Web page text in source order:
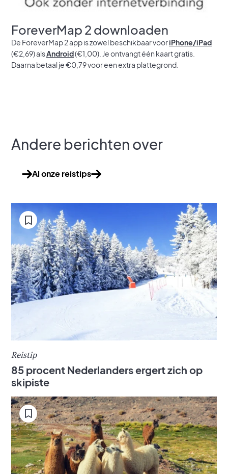
ForeverMap 2 downloaden
De ForeverMap 2 app is zowel beschikbaar vooriPhone/iPad
(€2,69) alsAndroid(€1,00). Je ontvangt één kaart gratis.
Daarna betaal je €0,79 voor een extra plattegrond.
Andere berichten over
Al onze reistips
Reistip
85 procent Nederlanders ergert zich op
skipiste